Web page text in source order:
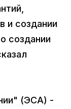
и создании
создании
(ЭСА) -